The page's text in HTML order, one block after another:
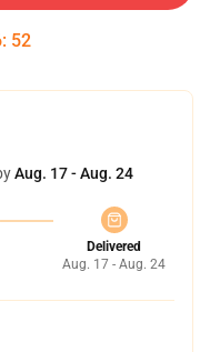
: 52
Aug. 17 - Aug. 24
Delivered
Aug. 17 - Aug. 24